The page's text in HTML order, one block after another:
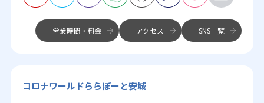
営業時間・料金 アクセス SNS一覧
コロナワールドららぽーと安城